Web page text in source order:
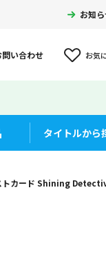
お知
問い合わせ お気
タイトルから
トカード Shining